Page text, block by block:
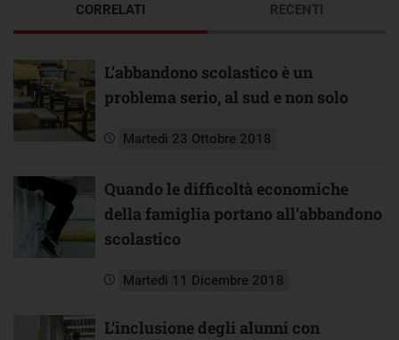
CORRELATI
L’abbandono scolastico è un
problema serio, al sud e non solo
Martedì 23 Ottobre 2018
Quando le difficoltà economiche
della famiglia portano all’abbandono
scolastico
Martedì 11 Dicembre 2018
L’inclusione degli alunni con
RECENTI